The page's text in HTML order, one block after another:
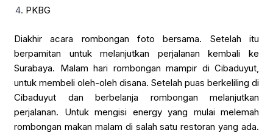
PKBG
Diakhir acara rombongan foto bersama. Setelah itu
berpamitan untuk melanjutkan perjalanan kembali ke
Surabaya. Malam hari rombongan mampir di Cibaduyut,
untuk membeli oleh-oleh disana. Setelah puas berkeliling di
Cibaduyut dan berbelanja rombongan melanjutkan
perjalanan. Untuk mengisi energy yang mulai melemah
rombongan makan malam di salah satu restoran yang ada.